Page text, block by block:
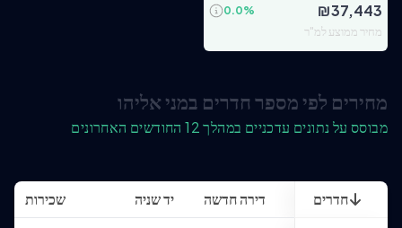
₪37,443
0.0%
מחיר ממוצע למ"ר
מחירים לפי מספר חדרים במני אליהו
מבוסס על נתונים עדכניים במהלך 12 החודשים האחרונים
חדרים דירה חדשה יד שניה שכירות